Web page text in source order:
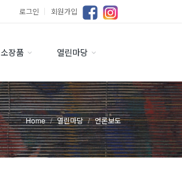
로그인 ｜ 회원가입
소장품 열린마당
Home 열린마당 언론보도